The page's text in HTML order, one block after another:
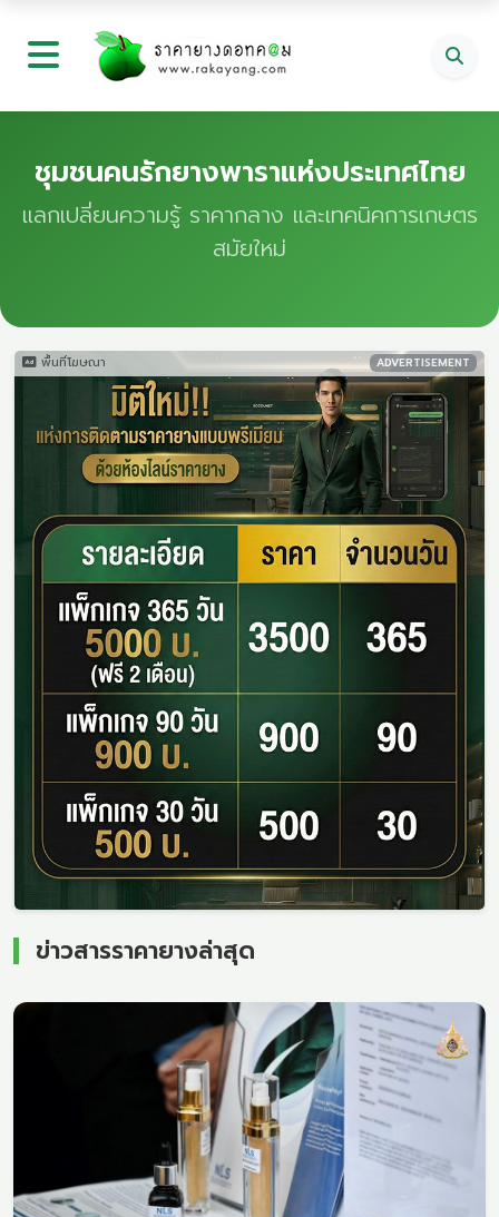
ชุมชนคนรักยางพาราแห่งประเทศไทย
แลกเปลี่ยนความรู้ ราคากลาง และเทคนิคการเกษตร
สมัยใหม่
พื้นที่โฆษณา ADVERTISEMENT
ข่าวสารราคายางล่าสุด